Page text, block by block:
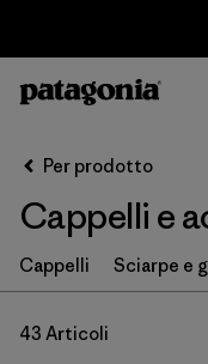
Filtra per
Taglia
(4)
S (8)
M (6)
Per prodotto
Cappelli e
Cappelli Sciarpe e
43 Articoli